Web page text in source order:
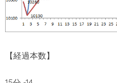
【経過本数】